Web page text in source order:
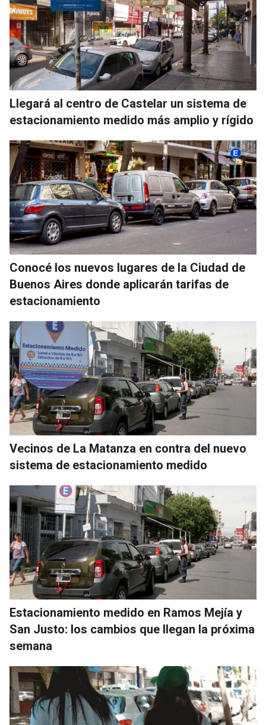
Llegará al centro de Castelar un sistema de
estacionamiento medido más amplio y rígido
Conocé los nuevos lugares de la Ciudad de
Buenos Aires donde aplicarán tarifas de
estacionamiento
Vecinos de La Matanza en contra del nuevo
sistema de estacionamiento medido
Estacionamiento medido en Ramos Mejía y
San Justo: los cambios que llegan la próxima
semana